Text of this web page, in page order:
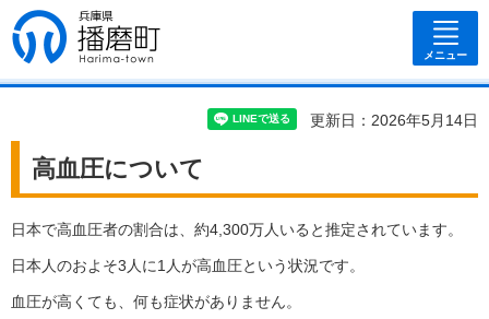
兵庫県 播磨
町
メニュー
更新日：2026年5月14日
高血圧について
日本で高血圧者の割合は、約4,300万人いると推定されています。
日本人のおよそ3人に1人が高血圧という状況です。
血圧が高くても、何も症状がありません。